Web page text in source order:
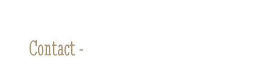
Contact -